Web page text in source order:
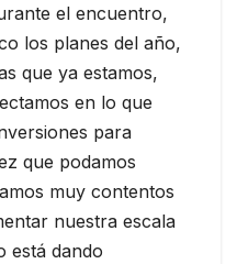
el encuentro,
los planes del año,
que ya estamos,
en lo que
para
que podamos
muy contentos
nuestra escala
está dando